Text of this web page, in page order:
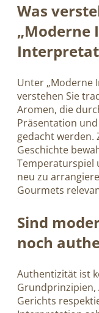
Was
„Moderne
Unter „Moderne
verstehen Sie
Aromen, die
Präsentation
gedacht werden.
Geschichte
Temperaturspiel
neu zu
Gourmets
Sind
noch
Authentizität ist
Grundprinzipien,
Gerichts